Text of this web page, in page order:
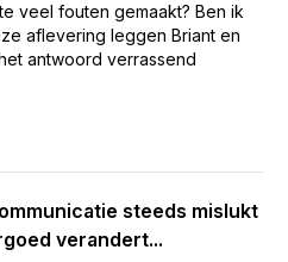
veel fouten gemaakt? Ben ik
aflevering leggen Briant en
antwoord verrassend
steeds mislukt
verandert...